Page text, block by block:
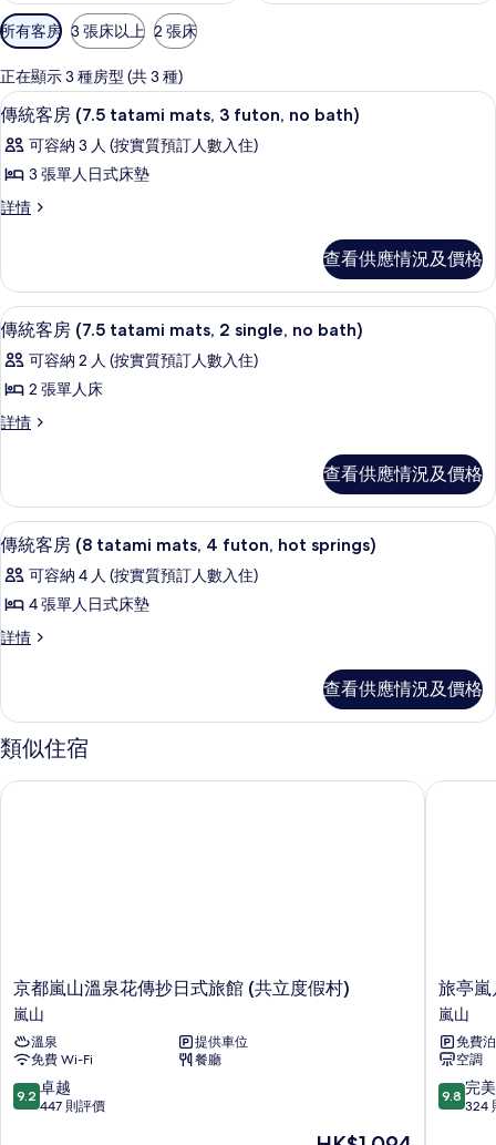
可
用
嘅
客
房
篩
選
條
件
所有客房 3 張床以上 2 張床
正在顯示 3 種房型 (共 3 種)
載
入
所
傳
客
房
(7.5
tatami
mats,
3
futon,
的
相
片
傳統客房 (7.5 tatami mats, 3 futon, no
4
傳統客房 (7.5 tatami mats, 3 futon, no bath)
可容納 3 人 (按實質預訂人數入住)
3 張單人日式床墊
詳情
傳
(7.5
tatami
mats,
3
futon,
no
詳
查看供應情況及價格
載
入
所
傳
客
房
(7.5
tatami
mats,
2
single,
的
相
片
傳統客房 (7.5 tatami mats, 2 single,
1
傳統客房 (7.5 tatami mats, 2 single, no bath)
可容納 2 人 (按實質預訂人數入住)
2 張單人床
詳情
傳
(7.5
tatami
mats,
2
single,
no
詳
查看供應情況及價格
載
入
所
傳
客
房
(8
tatami
片
傳統客房 (8 tatami mats, 4 futon, hot
3
傳統客房 (8 tatami mats, 4 futon, hot springs)
可容納 4 人 (按實質預訂人數入住)
4 張單人日式床墊
詳情
傳
(8
tatami
mats,
futon,
查看供應情況及價格
類似住宿
京
都
嵐
山
溫
泉
花
京都嵐山溫泉花傳抄日式旅館 (共立度假村)
嵐山
溫泉
提供車位
免費 Wi-Fi
餐廳
9.2
分
9.2 卓越
447 則評價
現
京都嵐山溫泉花傳抄日式旅館 (共立度假村)
旅
亭
嵐
月
酒
店
嵐
旅亭嵐
嵐山
免費
空調
9.8
分
9.8 完美
324
旅亭嵐